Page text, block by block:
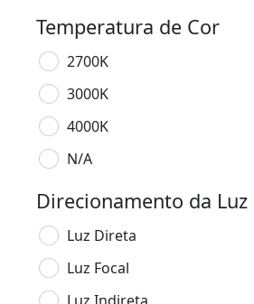
Temperatura de Cor
2700K
3000K
4000K
N/A
Direcionamento da Luz
Luz Direta
Luz Focal